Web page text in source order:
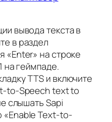
вывода текста в
в раздел
«Enter» на строке
на геймпаде.
TTS и включите
to-Speech text to
слышать Sapi
«Enable Text-to-